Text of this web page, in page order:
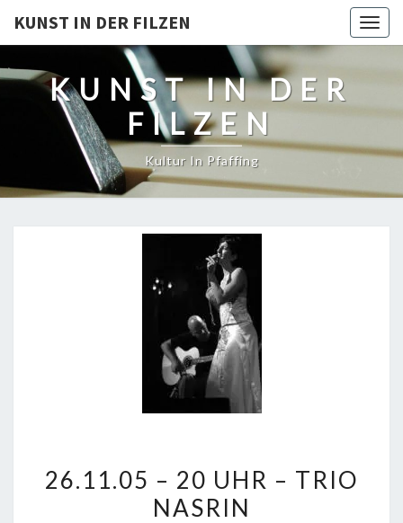
KUNST IN DER FILZEN
KUNST IN DER
FILZEN
Kultur In Pfaffing
–
20
26.11.05 – 20 UHR – TRIO
NASRIN